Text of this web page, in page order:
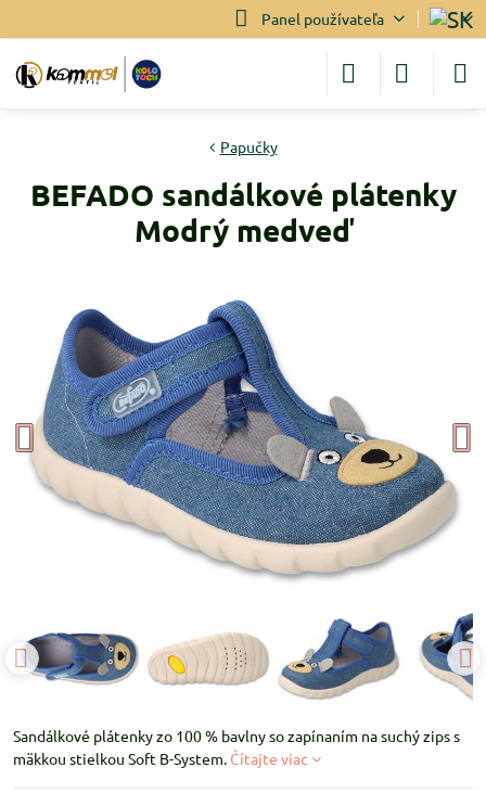
Panel používateľa
Papučky
BEFADO sandálkové plátenky
Modrý medveď
Sandálkové plátenky zo 100 % bavlny so zapínaním na suchý zips s
mäkkou stielkou Soft B-System. Čítajte viac